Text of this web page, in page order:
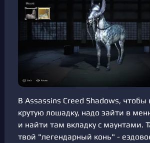
В Assassins Creed Shadows, чтобы
крутую лошадку, надо зайти в
и найти там вкладку с маунтами.
твой "легендарный конь" -